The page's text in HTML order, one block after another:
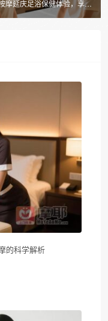
摩延庆足浴保健体验，享受
身心放松的艺术
的科学解析